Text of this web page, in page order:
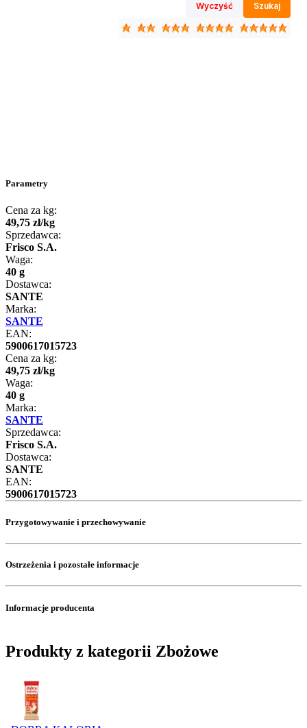
Wyczyść Szukaj
Parametry
Cena za kg:
49,75 zł/kg
Sprzedawca:
Frisco S.A.
Waga:
40 g
Dostawca:
SANTE
Marka:
SANTE
EAN:
5900617015723
Cena za kg:
49,75 zł/kg
Waga:
40 g
Marka:
SANTE
Sprzedawca:
Frisco S.A.
Dostawca:
SANTE
EAN:
5900617015723
Przygotowywanie i przechowywanie
Ostrzeżenia i pozostałe informacje
Informacje producenta
Produkty z kategorii Zbożowe